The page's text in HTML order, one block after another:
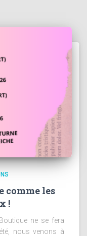
comme les
!
ne se fera
nous venons à